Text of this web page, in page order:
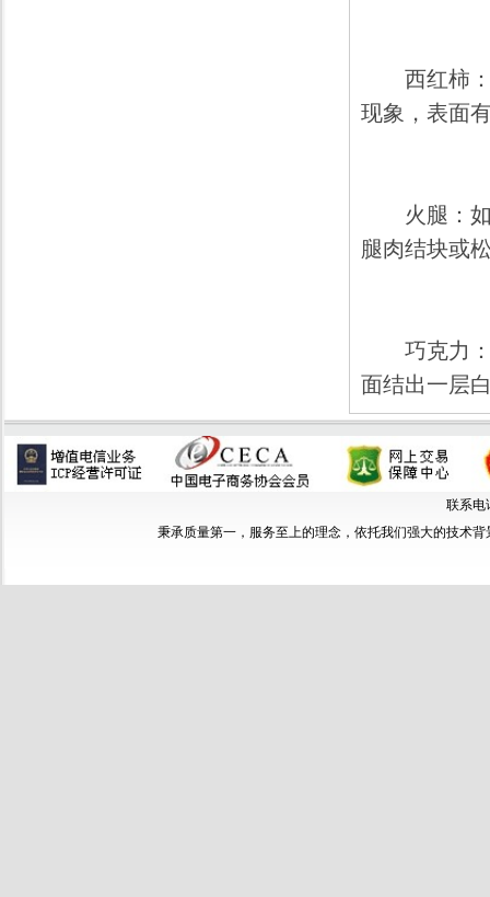
西红柿：
现象，表面
火腿：如
腿肉结块或
巧克力：
面结出一层
联系电
秉承质量第一，服务至上的理念，依托我们强大的技术